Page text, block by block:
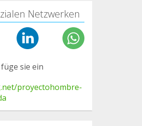
Netzwerken
sie ein
proyectohombre-